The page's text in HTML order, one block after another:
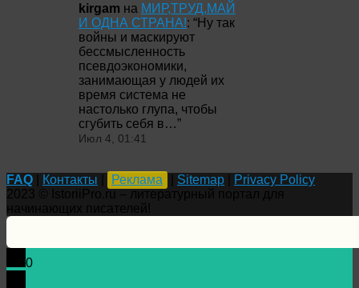
kirgam на МИР,ТРУД,МАЙ
И ОДНА СТРАНА!: “Ну так
войны и маскируют
бессмысленность
псевдоэкономики,
занимающая у людей их
время система не
настолько глупа, чтобы
сгубить себя в…”
Июл 4, 01:41
FAQ Контакты Реклама Sitemap
Privacy Policy
0